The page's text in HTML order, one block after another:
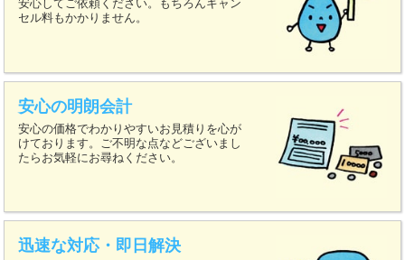
安心してご依頼ください。もちろんキャン
セル料もかかりません。
安心の明朗会計
安心の価格でわかりやすいお見積りを心が
けております。ご不明な点などございまし
たらお気軽にお尋ねください。
迅速な対応・即日解決